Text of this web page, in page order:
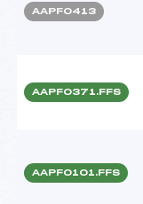
AAPF0413
AAPF0371.FFS
AAPF0101.FFS